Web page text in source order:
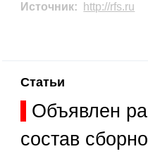
Источник: http://rfs.ru
Статьи
Объявлен
состав